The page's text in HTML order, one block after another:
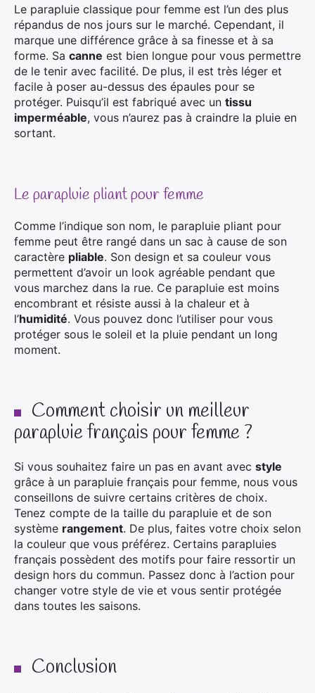
Le parapluie classique pour femme est l’un des plus
répandus de nos jours sur le marché. Cependant, il
marque une différence grâce à sa finesse et à sa
forme. Sa canne est bien longue pour vous permettre
de le tenir avec facilité. De plus, il est très léger et
facile à poser au-dessus des épaules pour se
protéger. Puisqu’il est fabriqué avec un tissu
imperméable, vous n’aurez pas à craindre la pluie en
sortant.
Le parapluie pliant pour femme
Comme l’indique son nom, le parapluie pliant pour
femme peut être rangé dans un sac à cause de son
caractère pliable. Son design et sa couleur vous
permettent d’avoir un look agréable pendant que
vous marchez dans la rue. Ce parapluie est moins
encombrant et résiste aussi à la chaleur et à
l’humidité. Vous pouvez donc l’utiliser pour vous
protéger sous le soleil et la pluie pendant un long
moment.
Comment choisir un meilleur
parapluie français pour femme ?
Si vous souhaitez faire un pas en avant avec style
grâce à un parapluie français pour femme, nous vous
conseillons de suivre certains critères de choix.
Tenez compte de la taille du parapluie et de son
système rangement. De plus, faites votre choix selon
la couleur que vous préférez. Certains parapluies
français possèdent des motifs pour faire ressortir un
design hors du commun. Passez donc à l’action pour
changer votre style de vie et vous sentir protégée
dans toutes les saisons.
Conclusion